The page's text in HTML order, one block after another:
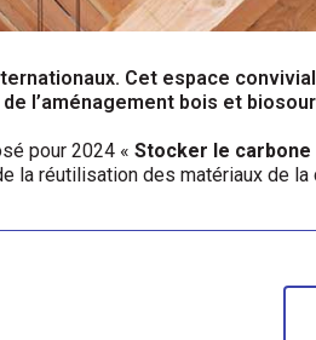
Cet espace
l’aménagement bois et
pour 2024 « Stocker le carbone
réutilisation des matériaux de la